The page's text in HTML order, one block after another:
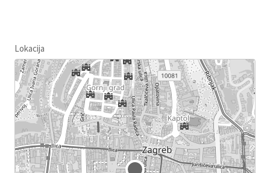
Lokacija